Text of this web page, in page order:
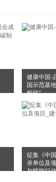
健康中国·
国示范基
枢纽"
征集《中
录单位及
与赋能行动